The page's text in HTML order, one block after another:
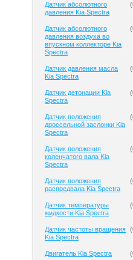
Датчик абсолютного
давления Kia Spectra
(
Датчик абсолютного
давления воздуха во
впускном коллекторе Kia
Spectra
(
Датчик давления масла
Kia Spectra
(
Датчик детонации Kia
Spectra
(
Датчик положения
дроссельной заслонки Kia
Spectra
(
Датчик положения
коленчатого вала Kia
Spectra
(
Датчик положения
распредвала Kia Spectra
(
Датчик температуры
жидкости Kia Spectra
(
Датчик частоты вращения
Kia Spectra
(
Двигатель Kia Spectra (